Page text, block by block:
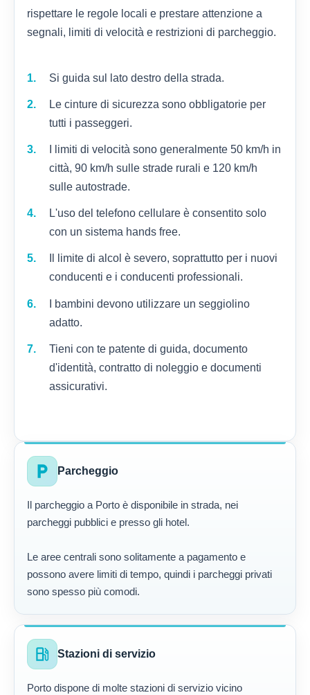
rispettare le regole locali e prestare attenzione a
segnali, limiti di velocità e restrizioni di parcheggio.
Si guida sul lato destro della strada.
Le cinture di sicurezza sono obbligatorie per
tutti i passeggeri.
I limiti di velocità sono generalmente 50 km/h in
città, 90 km/h sulle strade rurali e 120 km/h
sulle autostrade.
L'uso del telefono cellulare è consentito solo
con un sistema hands free.
Il limite di alcol è severo, soprattutto per i nuovi
conducenti e i conducenti professionali.
I bambini devono utilizzare un seggiolino
adatto.
Tieni con te patente di guida, documento
d'identità, contratto di noleggio e documenti
assicurativi.
local_parking Parcheggio
Il parcheggio a Porto è disponibile in strada, nei
parcheggi pubblici e presso gli hotel.
Le aree centrali sono solitamente a pagamento e
possono avere limiti di tempo, quindi i parcheggi privati
sono spesso più comodi.
local_gas_station Stazioni di servizio
Porto dispone di molte stazioni di servizio vicino